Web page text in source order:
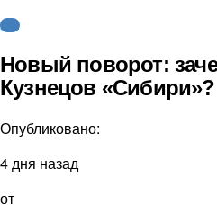
КХЛ
Новый поворот:
Кузнецов «Сибири»?
Опубликовано:
4 дня назад
от